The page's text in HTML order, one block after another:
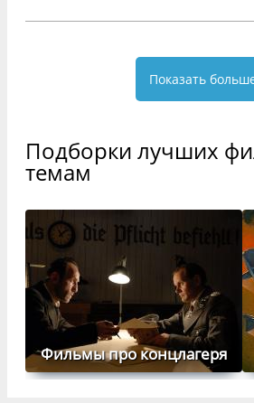
Показать
Подборки лучших
темам
Фильмы про концлагеря